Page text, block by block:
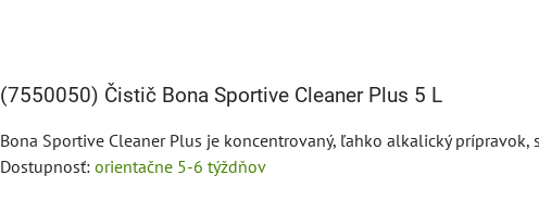
(7550050) Čistič Bona Sportive Cleaner Plus 5 L
Bona Sportive Cleaner Plus je koncentrovaný, ľahko alkalický prípravok,
Dostupnosť: orientačne 5-6 týždňov